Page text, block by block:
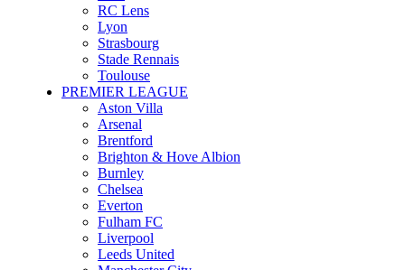
RC Lens
Lyon
Strasbourg
Stade Rennais
Toulouse
PREMIER LEAGUE
Aston Villa
Arsenal
Brentford
Brighton & Hove Albion
Burnley
Chelsea
Everton
Fulham FC
Liverpool
Leeds United